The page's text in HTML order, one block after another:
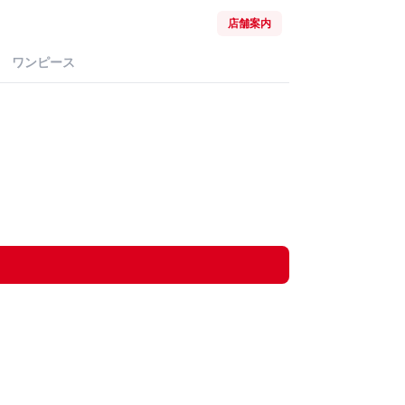
店舗案内
ワンピース